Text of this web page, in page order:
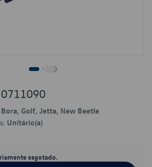
Bora, Golf, Jetta, New Beetle
Unitário(a)
esgotado.